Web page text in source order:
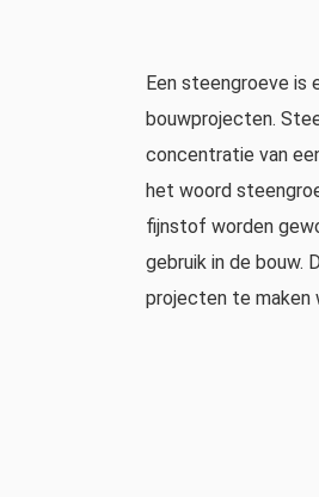
Een steengroeve is
bouwprojecten.
concentratie van
het woord
fijnstof worden
gebruik in de bouw.
projecten te maken